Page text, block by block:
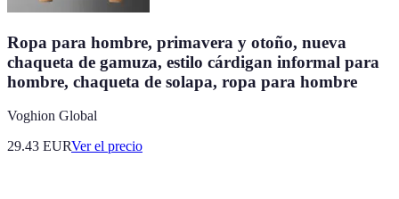
Ropa para hombre, primavera y otoño, nueva
chaqueta de gamuza, estilo cárdigan informal para
hombre, chaqueta de solapa, ropa para hombre
Voghion Global
29.43 EURVer el precio